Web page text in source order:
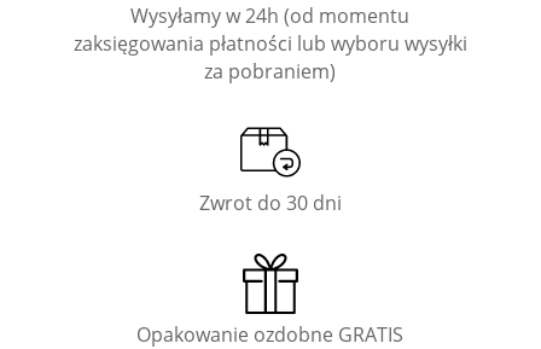
Wysyłamy w 24h (od momentu
zaksięgowania płatności lub wyboru wysyłki
za pobraniem)
Zwrot do 30 dni
Opakowanie ozdobne GRATIS